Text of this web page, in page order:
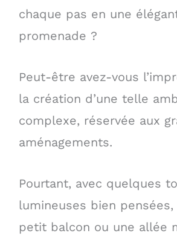
chaque pas en une
promenade ?
Peut-être avez-vous
la création d’une telle
complexe, réservée aux
aménagements.
Pourtant, avec quelques
lumineuses bien
petit balcon ou une allée